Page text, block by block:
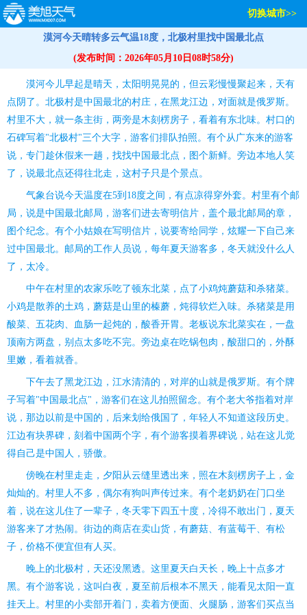
切换城市>>
漠河今天晴转多云气温18度，北极村里找中国最北点
(发布时间：2026年05月10日08时58分)
漠河今儿早起是晴天，太阳明晃晃的，但云彩慢慢聚起来，天有
点阴了。北极村是中国最北的村庄，在黑龙江边，对面就是俄罗斯。
村里不大，就一条主街，两旁是木刻楞房子，看着有东北味。村口的
石碑写着"北极村"三个大字，游客们排队拍照。有个从广东来的游客
说，专门趁休假来一趟，找找中国最北点，图个新鲜。旁边本地人笑
了，说最北点还得往北走，这村子只是个景点。
气象台说今天温度在5到18度之间，有点凉得穿外套。村里有个邮
局，说是中国最北邮局，游客们进去寄明信片，盖个最北邮局的章，
图个纪念。有个小姑娘在写明信片，说要寄给同学，炫耀一下自己来
过中国最北。邮局的工作人员说，每年夏天游客多，冬天就没什么人
了，太冷。
中午在村里的农家乐吃了顿东北菜，点了小鸡炖蘑菇和杀猪菜。
小鸡是散养的土鸡，蘑菇是山里的榛蘑，炖得软烂入味。杀猪菜是用
酸菜、五花肉、血肠一起炖的，酸香开胃。老板说东北菜实在，一盘
顶南方两盘，别点太多吃不完。旁边桌在吃锅包肉，酸甜口的，外酥
里嫩，看着就香。
下午去了黑龙江边，江水清清的，对岸的山就是俄罗斯。有个牌
子写着"中国最北点"，游客们在这儿拍照留念。有个老大爷指着对岸
说，那边以前是中国的，后来划给俄国了，年轻人不知道这段历史。
江边有块界碑，刻着中国两个字，有个游客摸着界碑说，站在这儿觉
得自己是中国人，骄傲。
傍晚在村里走走，夕阳从云缝里透出来，照在木刻楞房子上，金
灿灿的。村里人不多，偶尔有狗叫声传过来。有个老奶奶在门口坐
着，说在这儿住了一辈子，冬天零下四五十度，冷得不敢出门，夏天
游客来了才热闹。街边的商店在卖山货，有蘑菇、有蓝莓干、有松
子，价格不便宜但有人买。
晚上的北极村，天还没黑透。这里夏天白天长，晚上十点多才
黑。有个游客说，这叫白夜，夏至前后根本不黑天，能看见太阳一直
挂天上。村里的小卖部开着门，卖着方便面、火腿肠，游客们买点当